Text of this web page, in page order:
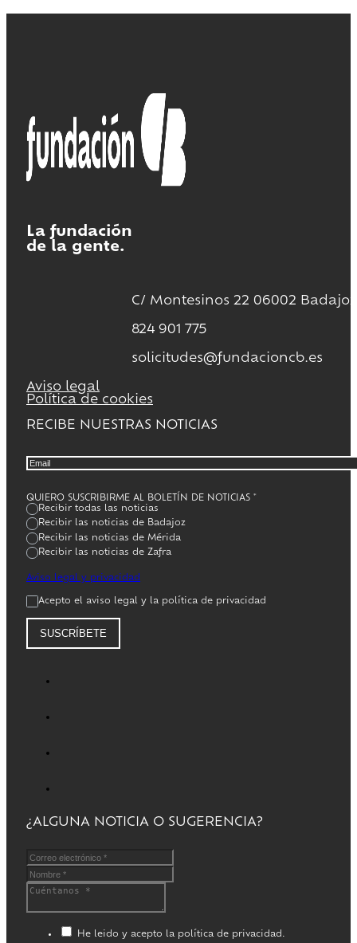
La fundación
de la gente.
C/ Montesinos 22 06002 Badajoz
824 901 775
solicitudes@fundacioncb.es
Aviso legal
Política de cookies
RECIBE NUESTRAS NOTICIAS
QUIERO SUSCRIBIRME AL BOLETÍN DE NOTICIAS *
Recibir todas las noticias
Recibir las noticias de Badajoz
Recibir las noticias de Mérida
Recibir las noticias de Zafra
Aviso legal y privacidad
Acepto el aviso legal y la política de privacidad
SUSCRÍBETE
¿ALGUNA NOTICIA O SUGERENCIA?
He leido y acepto la política de privacidad.